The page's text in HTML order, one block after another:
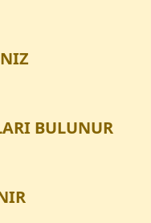
BULUNUR